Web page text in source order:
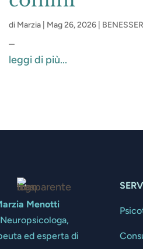
di Marzia| Mag 26, 2026|
–
leggi di più...
Menotti
ed esperta di